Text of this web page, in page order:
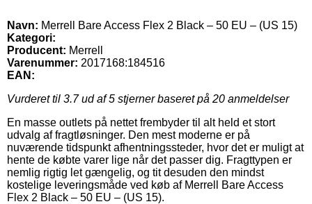
Navn: Merrell Bare Access Flex 2 Black – 50 EU – (US 15)
Kategori:
Producent: Merrell
Varenummer: 2017168:184516
EAN:
Vurderet til 3.7ud af 5 stjerner baseret på 20 anmeldelser
En masse outlets på nettet frembyder til alt held et stort
udvalg af fragtløsninger. Den mest moderne er på
nuværende tidspunkt afhentningssteder, hvor det er muligt at
hente de købte varer lige når det passer dig. Fragttypen er
nemlig rigtig let gængelig, og tit desuden den mindst
kostelige leveringsmåde ved køb af Merrell Bare Access
Flex 2 Black – 50 EU – (US 15).